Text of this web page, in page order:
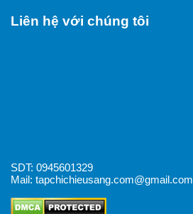
Liên hệ với chúng tôi
SDT: 0945601329
Mail: tapchichieusang.com@gmail.com